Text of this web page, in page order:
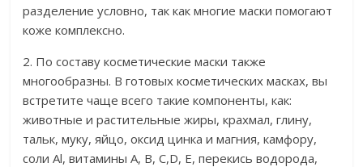
разделение условно, так как многие маски помогают
коже комплексно.
2. По составу косметические маски также
многообразны. В готовых косметических масках, вы
встретите чаще всего такие компоненты, как:
животные и растительные жиры, крахмал, глину,
тальк, муку, яйцо, оксид цинка и магния, камфору,
соли Al, витамины A, B, С,D, E, перекись водорода,